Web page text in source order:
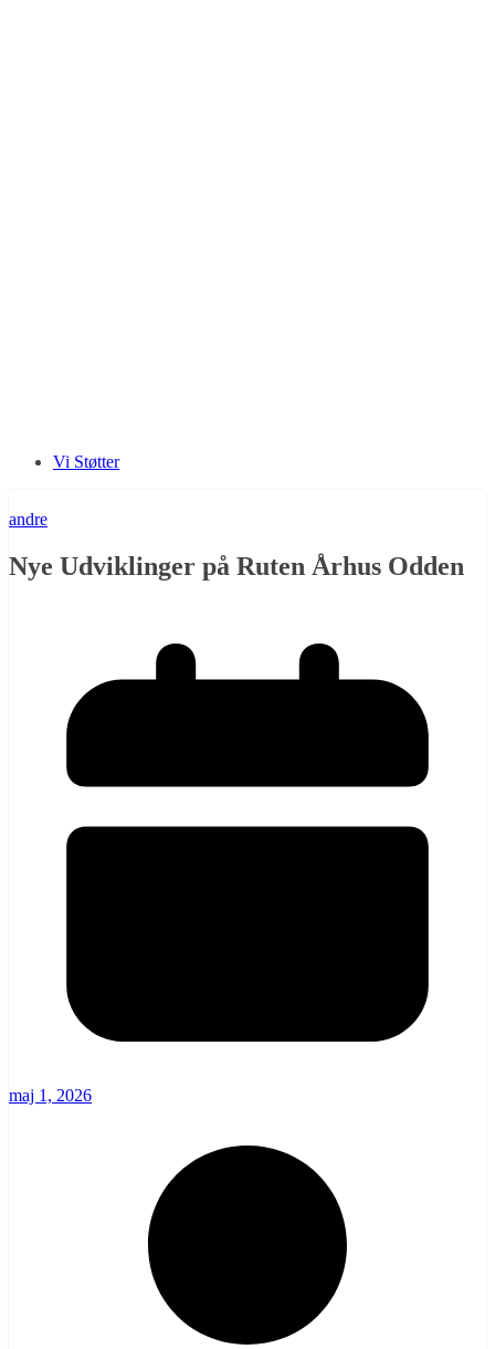
Vi Støtter
andre
Nye Udviklinger på Ruten Århus Odden
maj 1, 2026